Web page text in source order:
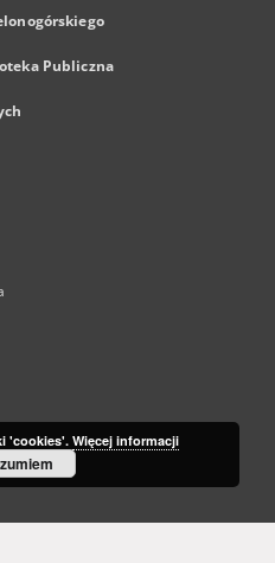
Publiczna
'cookies'. Więcej informacji